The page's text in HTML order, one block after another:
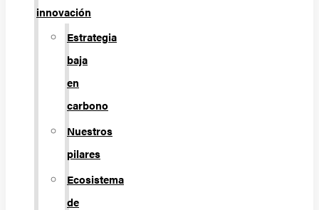
innovación
Estrategia
baja
en
carbono
Nuestros
pilares
Ecosistema
de